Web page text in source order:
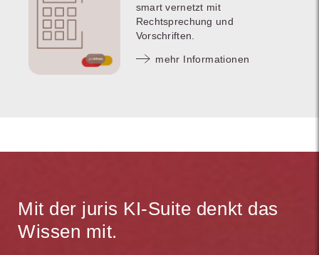
smart vernetzt mit
Rechtsprechung und
Vorschriften.
mehr Informationen
Mit der juris KI-Suite denkt das
Wissen mit.